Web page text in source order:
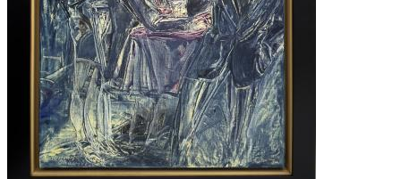
MEVLÜT AKYILDIZ ESERLERİ,
OSMAN DİNÇ ESERLERİ,
JORDI RIBES ESERLERİ,
KATHERINAE BERNHARDT ESERLERİ
NİLBAR GÜREŞ ESERLERİ,
SEÇKİN PİRİM ESERLERİ,
YÜKSEL ARSLAN ESERLERİ,
İLGİLİ ADALAN ESERLERİ,
HAKAN ÇINAR ESERLERİ,
NEJAD MELİH DEVRİM ESERLERİ,
EKREM YALÇINDAĞ ESERLERİ,